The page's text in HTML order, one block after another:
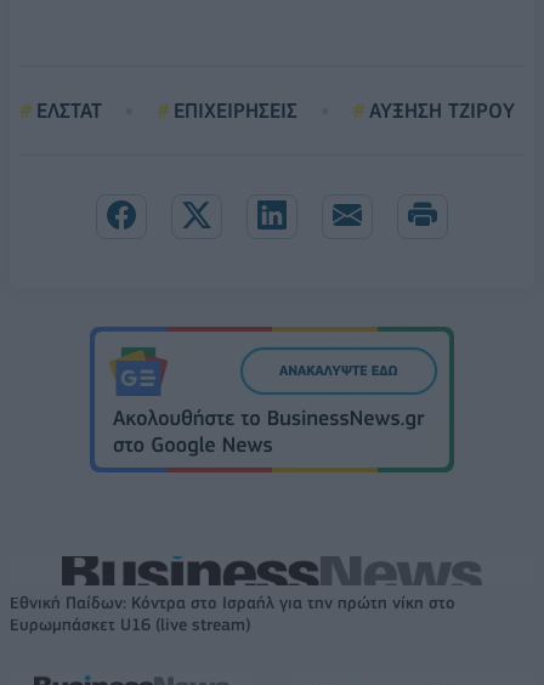
ΕΛΣΤΑΤ ΕΠΙΧΕΙΡΗΣΕΙΣ ΑΥΞΗΣΗ ΤΖΙΡΟΥ
Εθνική Παίδων: Κόντρα στο Ισραήλ για την πρώτη νίκη στο
Ευρωμπάσκετ U16 (live stream)